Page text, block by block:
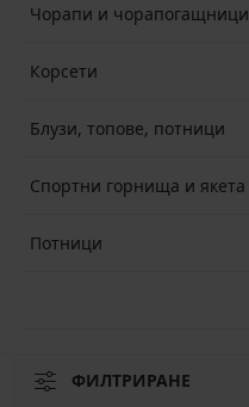
Чорапи и чорапогащници
Корсети
Блузи, топове, потници
Спортни горнища и якета
Потници
ФИЛТРИРАНЕ